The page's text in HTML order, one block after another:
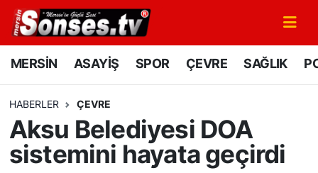
MERSİN ASAYİŞ SPOR ÇEVRE SAĞLIK
HABERLER ÇEVRE
Aksu Belediyesi DOA
sistemini hayata geçirdi
MERSİN
SPOR
GÜNÜN MANŞETİ
Mersin Nöbetçi Eczaneler
Mersin Namaz Vakitleri
Mersin Trafik Yoğunluk Haritası